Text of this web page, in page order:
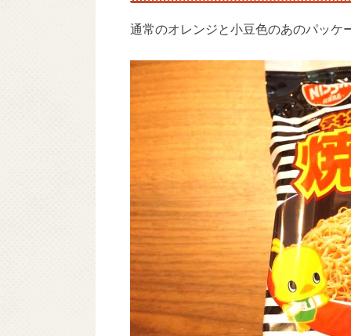
通常のオレンジと小豆色のあのパッケ